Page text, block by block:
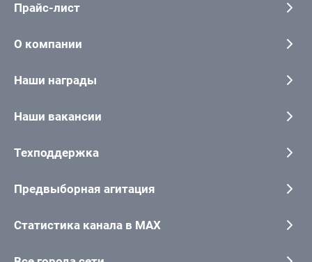
Прайс-лист
О компании
Наши награды
Наши вакансии
Техподдержка
Предвыборная агитация
Статистика канала в MAX